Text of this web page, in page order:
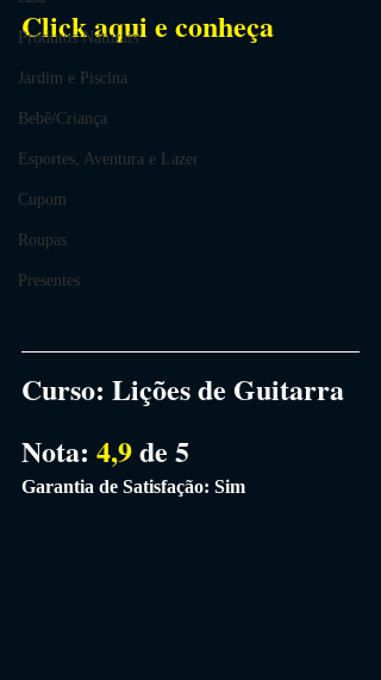
Produtos Naturais
Jardim e Piscina
Bebê/Criança
Esportes, Aventura e Lazer
Cupom
Roupas
Presentes
Click aqui e conheça
Curso: Lições de Guitarra
Nota: 4,9 de 5
Garantia de Satisfação: Sim